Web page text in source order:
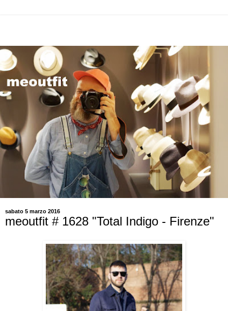
sabato 5 marzo 2016
meoutfit # 1628 "Total Indigo - Firenze"